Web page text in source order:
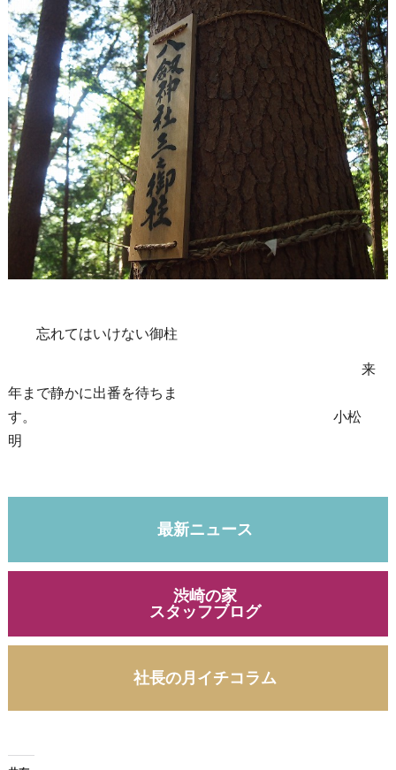
忘れてはいけない御柱
来
年まで静かに出番を待ちま
す。 小松
明
最新ニュース
渋崎の家
スタッフブログ
社長の月イチコラム